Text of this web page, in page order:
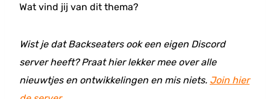
Wat vind jij van dit thema?
Wist je dat Backseaters ook een eigen Discord
server heeft? Praat hier lekker mee over alle
nieuwtjes en ontwikkelingen en mis niets. Join hier